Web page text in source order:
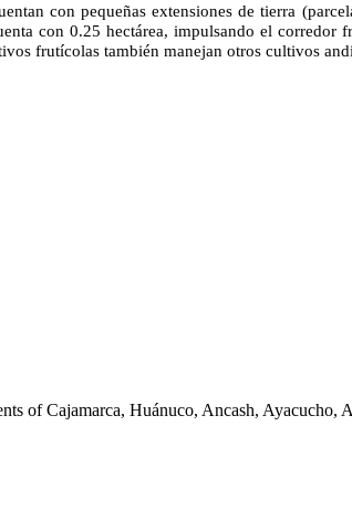
con pequeñas extensiones de tierra
con 0.25 hectárea, impulsando el corredor
frutícolas también manejan otros cultivos
of Cajamarca, Huánuco, Ancash,